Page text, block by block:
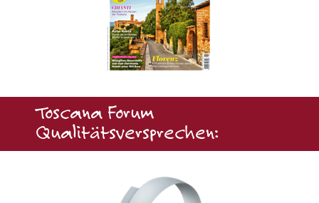
Toscana Forum
Qualitätsversprechen: